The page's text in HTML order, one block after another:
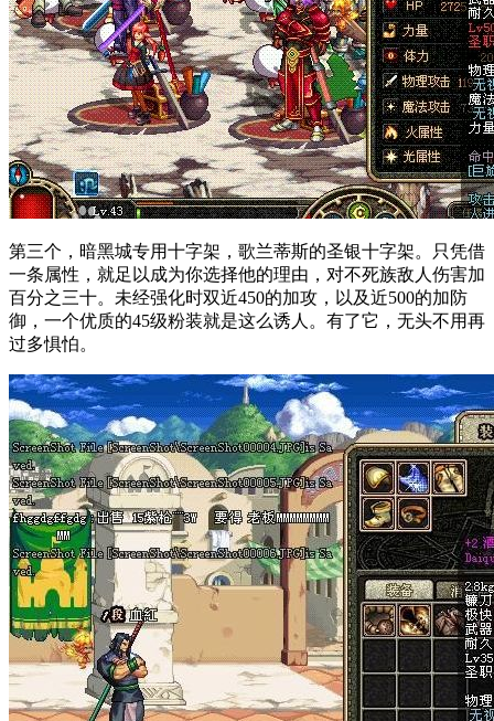
第三个，暗黑城专用十字架，歌兰蒂斯的圣银十字架。只凭借
一条属性，就足以成为你选择他的理由，对不死族敌人伤害加
百分之三十。未经强化时双近450的加攻，以及近500的加防
御，一个优质的45级粉装就是这么诱人。有了它，无头不用再
过多惧怕。